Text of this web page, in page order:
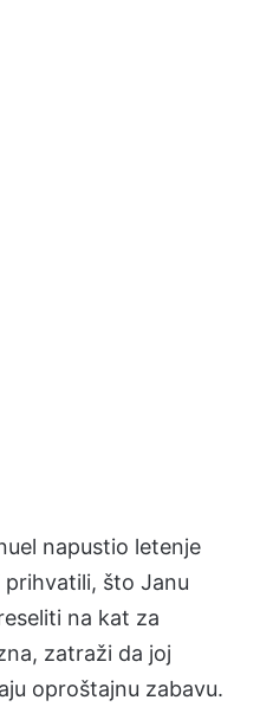
napustio letenje
što Janu
na kat za
zatraži da joj
oproštajnu zabavu.